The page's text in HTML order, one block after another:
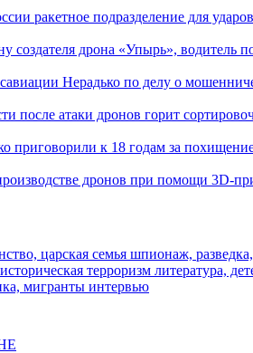
ракетное подразделение для
создателя дрона «Упырь», водитель
Нерадько по делу о
после атаки дронов горит
приговорили к 18 годам за
дронов при помощи
царская семья шпионаж, разведка,
терроризм литература,
мигранты интервью